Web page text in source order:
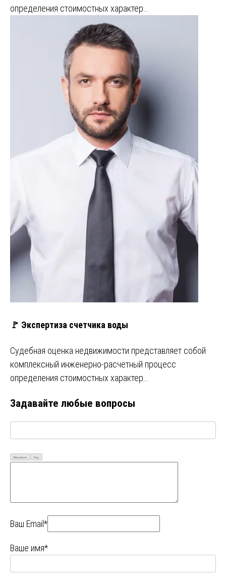
определения стоимостных характер…
🚩 Экспертиза счетчика воды
Судебная оценка недвижимости представляет собой
комплексный инженерно-расчетный процесс
определения стоимостных характер…
Задавайте любые вопросы
Визуально Код
Ваш Email*
Ваше имя*